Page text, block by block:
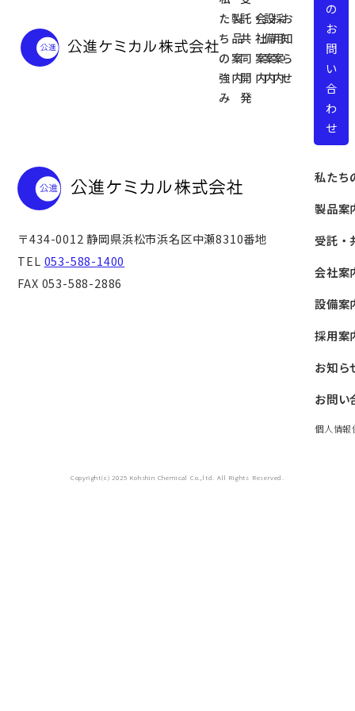
た
ち
の
強
み
製
品
案
内
託・
共
同
開
発
会
社
案
内
設
備
案
内
採
用
案
内
お
知
ら
せ
の
お
問
い
合
わ
せ
〒434-0012静岡県浜松市浜名区中瀬8310番地
TEL 053-588-1400
FAX 053-588-2886
私たち
製品案
受託・
会社案
設備案
採用案
お知ら
お問い
個人情報
Copyright(c) 2025 Kohshin Chemical Co.,ltd. All Rights Reserved.